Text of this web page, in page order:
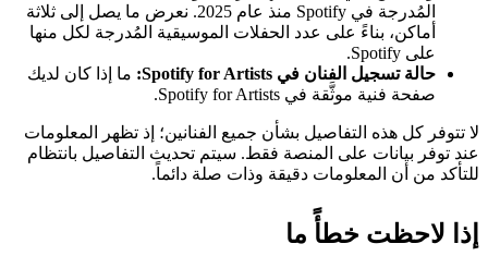
المُدرجة في Spotify منذ عام 2025. نعرض ما يصل إلى ثلاثة
أماكن، بناءً على عدد الحفلات الموسيقية المُدرجة لكل منها
على Spotify.
حالة تسجيل الفنان في Spotify for Artists:
ما إذا كان لديك
صفحة فنية موثَّقة في Spotify for Artists.
لا تتوفر كل هذه التفاصيل بشأن جميع الفنانين؛ إذ تظهر المعلومات
عند توفر بيانات على المنصة فقط. سيتم تحديث التفاصيل بانتظام
للتأكد من أن المعلومات دقيقة وذات صلة دائماً.
إذا لاحظت خطأً ما